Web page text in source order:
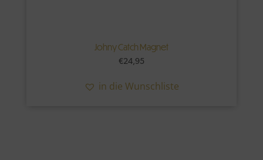
Johny Catch Magnet
€24,95
in die Wunschliste